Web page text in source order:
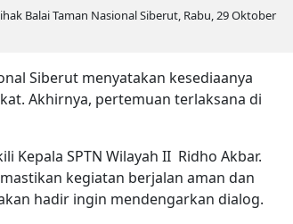
Balai Taman Nasional Siberut, Rabu, 29 Oktober
Siberut menyatakan kesediaanya
Akhirnya, pertemuan terlaksana di
Kepala SPTN Wilayah II Ridho Akbar.
kegiatan berjalan aman dan
hadir ingin mendengarkan dialog.